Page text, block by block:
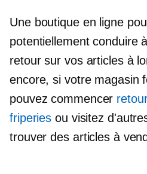
Une boutique en ligne
potentiellement conduire
retour sur vos articles à
encore, si votre magasin
pouvez commencer
friperies ou visitez
trouver des articles à